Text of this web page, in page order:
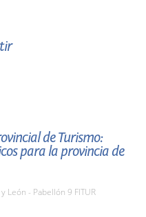
de Turismo:
para la provincia de
León - Pabellón 9 FITUR